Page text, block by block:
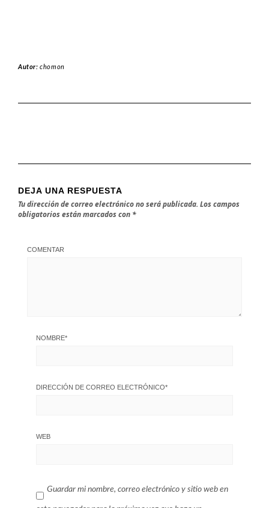
Autor:chomon
DEJA UNA RESPUESTA
Tu dirección de correo electrónico no será publicada. Los campos
obligatorios están marcados con *
COMENTAR
NOMBRE*
DIRECCIÓN DE CORREO ELECTRÓNICO*
WEB
Guardar mi nombre, correo electrónico y sitio web en